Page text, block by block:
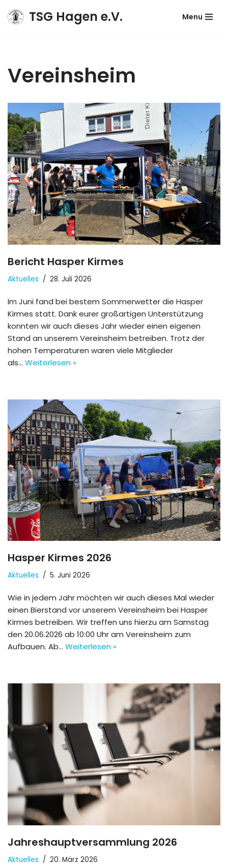
Zum
TSG Hagen e.V. Menu
Vereinsheim
Bericht Hasper Kirmes
Aktuelles 28. Juli 2026
Im Juni fand bei bestem Sommerwetter die Hasper
Kirmes statt. Dank eurer großartigen Unterstützung
konnten wir auch dieses Jahr wieder einen eigenen
Stand an unserem Vereinsheim betreiben. Trotz der
hohen Temperaturen waren viele Mitglieder
als… Weiterlesen »
Hasper Kirmes 2026
Aktuelles 5. Juni 2026
Wie in jedem Jahr möchten wir auch dieses Mal wieder
einen Bierstand vor unserem Vereinsheim bei Hasper
Kirmes betreiben. Wir treffen uns hierzu am Samstag
den 20.06.2026 ab 10:00 Uhr am Vereinsheim zum
Aufbauen. Ab… Weiterlesen »
Jahreshauptversammlung 2026
Aktuelles 20. März 2026